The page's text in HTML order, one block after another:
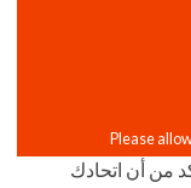
من أن اتحادك